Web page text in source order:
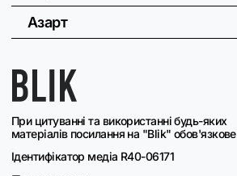
При цитуванні та використанні будь-яких
матеріалів посилання на "Blik" обов'язкове
Ідентифікатор медіа R40-06171
Азарт